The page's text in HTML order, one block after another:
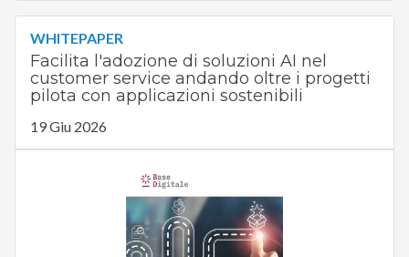
WHITEPAPER
Facilita l'adozione di soluzioni AI nel
customer service andando oltre i progetti
pilota con applicazioni sostenibili
19 Giu 2026